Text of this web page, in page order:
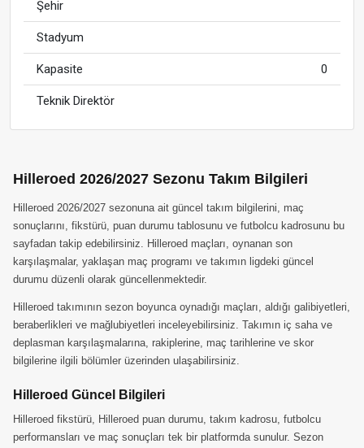
Şehir
Stadyum
Kapasite 0
Teknik Direktör
Hilleroed 2026/2027 Sezonu Takım Bilgileri
Hilleroed 2026/2027 sezonuna ait güncel takım bilgilerini, maç
sonuçlarını, fikstürü, puan durumu tablosunu ve futbolcu kadrosunu bu
sayfadan takip edebilirsiniz. Hilleroed maçları, oynanan son
karşılaşmalar, yaklaşan maç programı ve takımın ligdeki güncel
durumu düzenli olarak güncellenmektedir.
Hilleroed takımının sezon boyunca oynadığı maçları, aldığı galibiyetleri,
beraberlikleri ve mağlubiyetleri inceleyebilirsiniz. Takımın iç saha ve
deplasman karşılaşmalarına, rakiplerine, maç tarihlerine ve skor
bilgilerine ilgili bölümler üzerinden ulaşabilirsiniz.
Hilleroed Güncel Bilgileri
Hilleroed fikstürü, Hilleroed puan durumu, takım kadrosu, futbolcu
performansları ve maç sonuçları tek bir platformda sunulur. Sezon